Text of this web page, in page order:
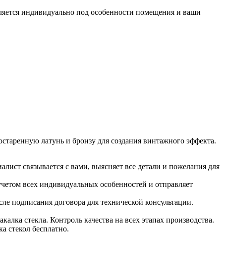
индивидуально под особенности помещения и ваши
латунь и бронзу для создания винтажного эффекта.
связывается с вами, выясняет все детали и пожелания для
всех индивидуальных особенностей и отправляет
договора для технической консультации.
стекла. Контроль качества на всех этапах производства.
стекол бесплатно.